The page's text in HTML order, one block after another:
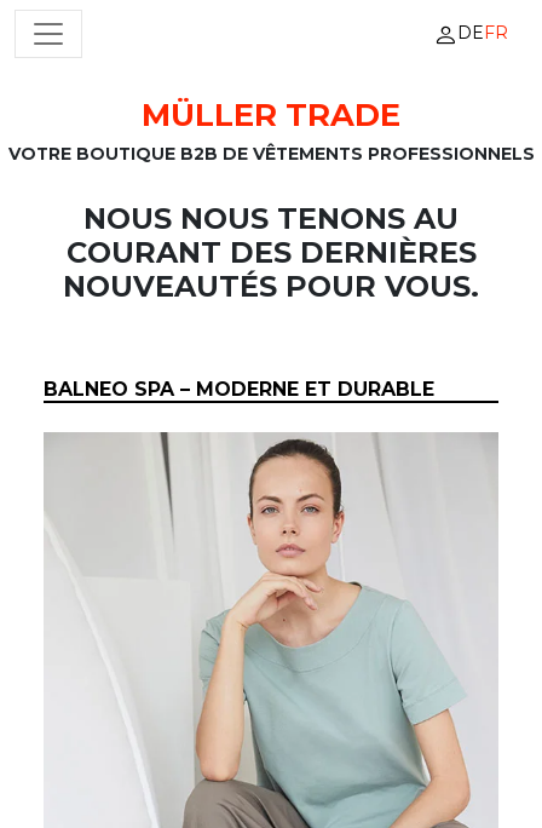
Passer au contenu
NAVIGATION PRINCIPALE DEFR
MÜLLER TRADE
VOTRE BOUTIQUE B2B DE VÊTEMENTS PROFESSIONNELS
NOUS NOUS TENONS AU
COURANT DES DERNIÈRES
NOUVEAUTÉS POUR VOUS.
BALNEO SPA – MODERNE ET DURABLE